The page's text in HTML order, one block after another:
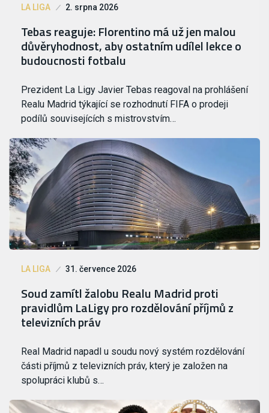
LA LIGA 2. srpna 2026
Tebas reaguje: Florentino má už jen malou
důvěryhodnost, aby ostatním udílel lekce o
budoucnosti fotbalu
Prezident La Ligy Javier Tebas reagoval na prohlášení
Realu Madrid týkající se rozhodnutí FIFA o prodeji
podílů souvisejících s mistrovstvím…
LA LIGA 31. července 2026
Soud zamítl žalobu Realu Madrid proti
pravidlům LaLigy pro rozdělování příjmů z
televizních práv
Real Madrid napadl u soudu nový systém rozdělování
části příjmů z televizních práv, který je založen na
spolupráci klubů s…